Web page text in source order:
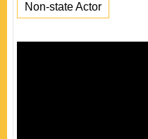
Non-state Actor